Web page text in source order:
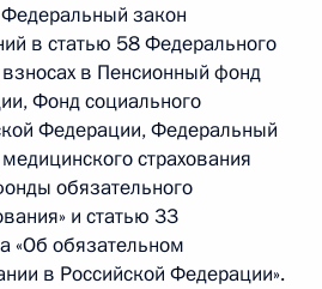
закон
в статью 58 Федерального
в Пенсионный фонд
Фонд социального
Федерации, Федеральный
страхования
обязательного
и статью 33
«Об обязательном
в Российской Федерации».